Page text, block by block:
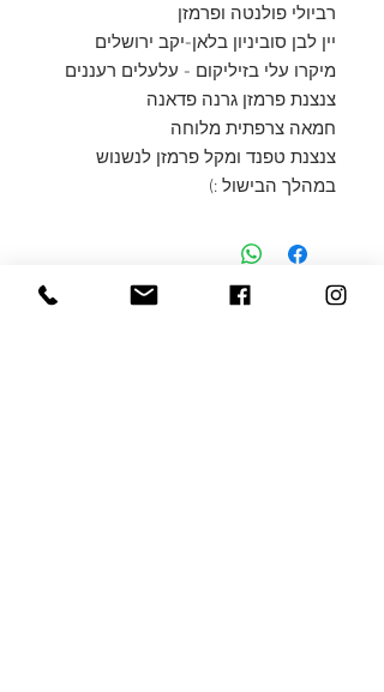
רביולי פולנטה ופרמזן
יין לבן סוביניון בלאן-יקב ירושלים
מיקרו עלי בזיליקום - עלעלים רעננים
צנצנת פרמזן גרנה פדאנה
חמאה צרפתית מלוחה
צנצנת טפנד ומקל פרמזן לנשנוש
במהלך הבישול :)